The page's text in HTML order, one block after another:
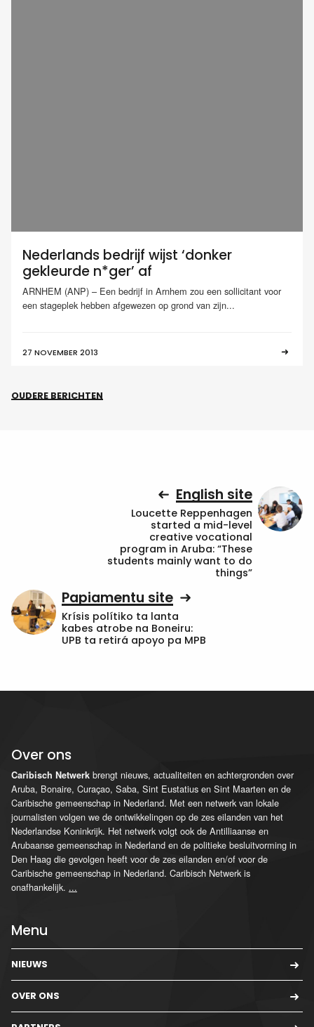
Nederlands bedrijf wijst ‘donker
gekleurde n*ger’ af
ARNHEM (ANP) – Een bedrijf in Arnhem zou een sollicitant voor
een stageplek hebben afgewezen op grond van zijn...
27 NOVEMBER 2013
OUDERE BERICHTEN
English site
Loucette Reppenhagen
started a mid-level
creative vocational
program in Aruba: “These
students mainly want to do
things”
Papiamentu site
Krísis polítiko ta lanta
kabes atrobe na Boneiru:
UPB ta retirá apoyo pa MPB
Over ons
Caribisch Netwerk brengt nieuws, actualiteiten en achtergronden over
Aruba, Bonaire, Curaçao, Saba, Sint Eustatius en Sint Maarten en de
Caribische gemeenschap in Nederland. Met een netwerk van lokale
journalisten volgen we de ontwikkelingen op de zes eilanden van het
Nederlandse Koninkrijk. Het netwerk volgt ook de Antilliaanse en
Arubaanse gemeenschap in Nederland en de politieke besluitvorming in
Den Haag die gevolgen heeft voor de zes eilanden en/of voor de
Caribische gemeenschap in Nederland. Caribisch Netwerk is
onafhankelijk. ...
Menu
NIEUWS
OVER ONS